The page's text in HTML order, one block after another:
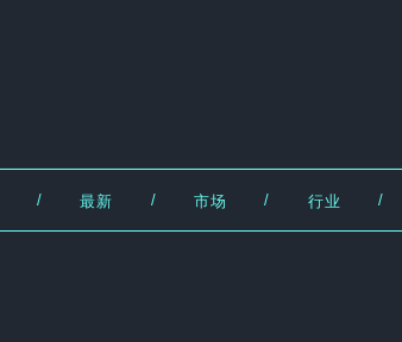
/ 最新 / 市场 / 行业 /